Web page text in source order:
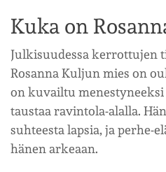
Kuka on
Julkisuudessa kerrottujen
Rosanna Kuljun mies on
on kuvailtu
taustaa ravintola-alalla.
suhteesta lapsia, ja perhe-
hänen arkeaan.